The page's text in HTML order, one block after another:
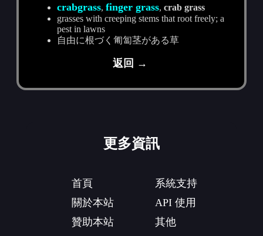
crabgrass,finger grass,crab grass
grasses with creeping stems that root freely; a
pest in lawns
自由に根づく匍匐茎がある草
返回 →
更多資訊
首頁
關於本站
贊助本站
系統支持
API 使用
其他